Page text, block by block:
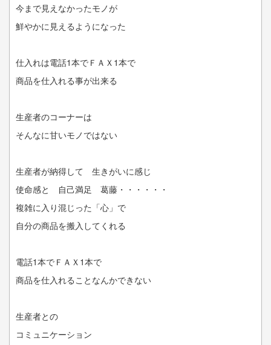
今まで見えなかったモノが
鮮やかに見えるようになった
仕入れは電話1本でＦＡＸ1本で
商品を仕入れる事が出来る
生産者のコーナーは
そんなに甘いモノではない
生産者が納得して 生きがいに感じ
使命感と 自己満足 葛藤・・・・・・
複雑に入り混じった「心」で
自分の商品を搬入してくれる
電話1本でＦＡＸ1本で
商品を仕入れることなんかできない
生産者との
コミュニケーション